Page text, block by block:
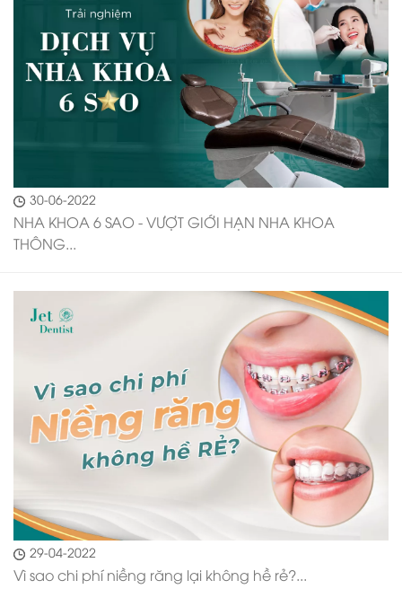
30-06-2022
NHA KHOA 6 SAO - VƯỢT GIỚI HẠN NHA KHOA
THÔNG...
29-04-2022
Vì sao chi phí niềng răng lại không hề rẻ?...